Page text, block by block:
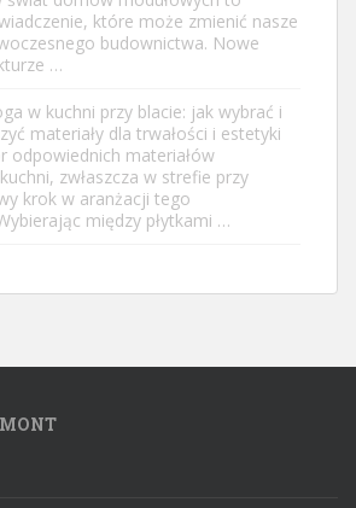
które może zmienić nasze
budownictwa. Nowe
…
w kuchni przy blacie: jak wybrać i
materiały dla trwałości i estetyki
odpowiednich materiałów
zwłaszcza w strefie przy
krok w aranżacji tego
między płytkami …